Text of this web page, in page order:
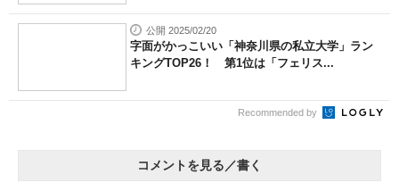
公開 2025/02/20
字面がかっこいい「神奈川県の私立大学」ラン
キングTOP26！ 第1位は「フェリス...
Recommended by
コメントを見る／書く